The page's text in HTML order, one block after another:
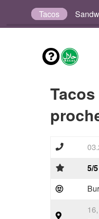
Tacos
5/